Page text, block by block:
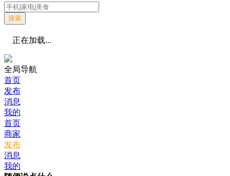
搜索
正在加载...
全局导航
首页
发布
消息
我的
首页
商家
发布
消息
我的